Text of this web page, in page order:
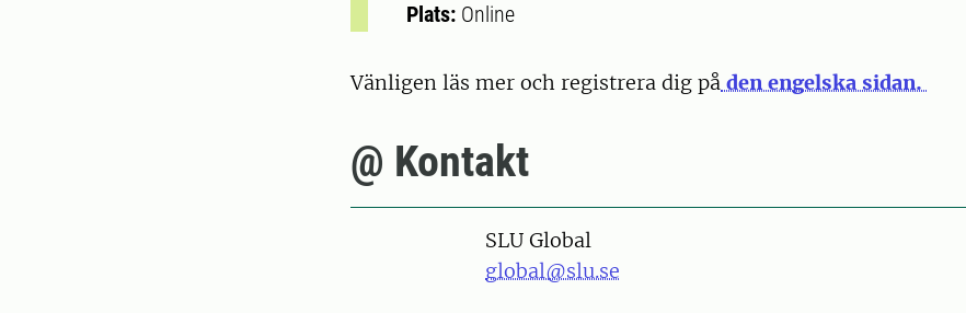
Plats: Online
Vänligen läs mer och registrera dig på den engelska sidan.
@ Kontakt
SLU Global
global@slu.se